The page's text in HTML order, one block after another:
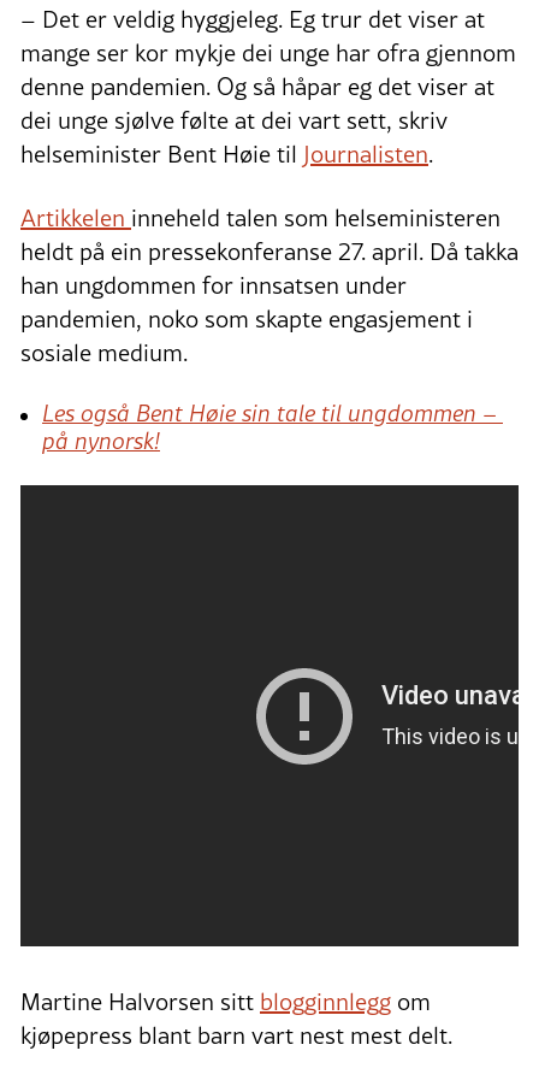
– Det er veldig hyggjeleg. Eg trur det viser at
mange ser kor mykje dei unge har ofra gjennom
denne pandemien. Og så håpar eg det viser at
dei unge sjølve følte at dei vart sett, skriv
helseminister Bent Høie til Journalisten.
Artikkelen inneheld talen som helseministeren
heldt på ein pressekonferanse 27. april. Då takka
han ungdommen for innsatsen under
pandemien, noko som skapte engasjement i
sosiale medium.
Les også Bent Høie sin tale til ungdommen –
på nynorsk!
Martine Halvorsen sitt blogginnlegg om
kjøpepress blant barn vart nest mest delt.